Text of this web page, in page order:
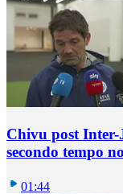
Chivu post
secondo tempo
01:44